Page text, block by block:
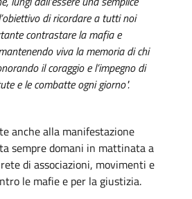
di ricordare a tutti noi
contrastare la mafia e
viva la memoria di chi
il coraggio e l’impegno di
e le combatte ogni giorno".
anche alla manifestazione
sempre domani in mattinata a
di associazioni, movimenti e
le mafie e per la giustizia.